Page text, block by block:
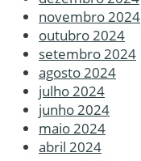
novembro 2024
outubro 2024
setembro 2024
agosto 2024
julho 2024
junho 2024
maio 2024
abril 2024